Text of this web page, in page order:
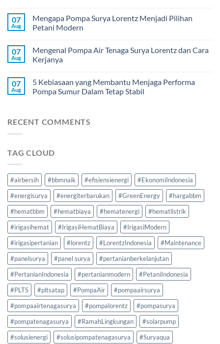
07
Aug
Mengapa Pompa Surya Lorentz Menjadi Pilihan
Petani Modern
07
Aug
Mengenal Pompa Air Tenaga Surya Lorentz dan Cara
Kerjanya
07
Aug
5 Kebiasaan yang Membantu Menjaga Performa
Pompa Sumur Dalam Tetap Stabil
RECENT COMMENTS
TAG CLOUD
#airbersih #bbmnaik #efisiensienergi
#EkonomiIndonesia
#energisurya
#energiterbarukan #GreenEnergy
#hargabbm
#hematbbm
#hematbiaya #hematenergi
#hematlistrik
#irigasihemat
#IrigasiHematBiaya
#IrigasiModern
#irigasipertanian
#lorentz #LorentzIndonesia
#Maintenance
#panelsurya
#panel surya
#pertanianberkelanjutan
#PertanianIndonesia
#pertanianmodern
#PetaniIndonesia
#PLTS
#pltsatap #PompaAir
#pompaairsurya
#pompaairtenagasurya
#pompalorentz
#pompasurya
#pompatenagasurya
#RamahLingkungan
#solarpump
#solusienergi
#solusipompatenagasurya
#Suryaqua